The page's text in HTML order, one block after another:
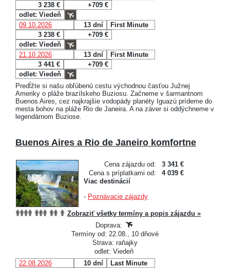
3 238 €
+709 €
odlet: Viedeň
09.10.2026
13 dní
First Minute
3 238 €
+709 €
odlet: Viedeň
21.10.2026
13 dní
First Minute
3 441 €
+709 €
odlet: Viedeň
Predĺžte si našu obľúbenú cestu východnou časťou Južnej
Ameriky o pláže brazílskeho Buziosu. Začneme v šarmantnom
Buenos Aires, cez najkrajšie vodopády planéty Iguazú prídeme do
mesta bohov na pláže Rio de Janeira. A na záver si oddýchneme v
legendárnom Buziose.
Buenos Aires a Rio de Janeiro komfortne
Cena zájazdu od:
3 341 €
Cena s príplatkami od:
4 039 €
Viac destinácií
- Poznávacie zájazdy
Zobraziť všetky termíny a popis zájazdu »
Doprava:
Termíny od: 22.08., 10 dňové
Strava: raňajky
odlet: Viedeň
22.08.2026
10 dní
Last Minute